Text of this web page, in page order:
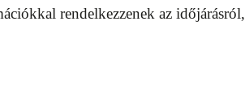
rendelkezzenek az időjárásról,